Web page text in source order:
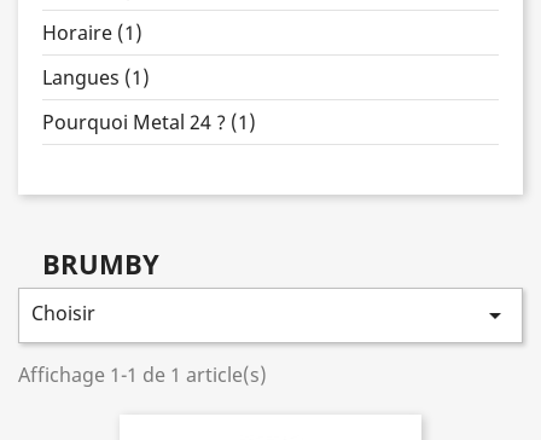
Horaire (1)
Langues (1)
Pourquoi Metal 24 ? (1)
BRUMBY
Choisir 
Affichage 1-1 de 1 article(s)